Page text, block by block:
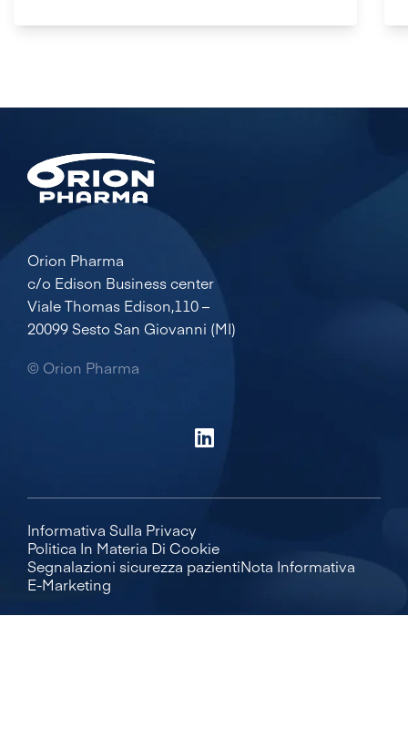
Orion Pharma
c/o Edison Business center
Viale Thomas Edison,110 –
20099 Sesto San Giovanni (MI)
© Orion Pharma
Informativa Sulla Privacy
Politica In Materia Di Cookie
Segnalazioni sicurezza pazientiNota Informativa
E-Marketing